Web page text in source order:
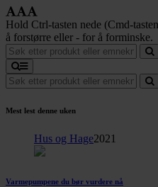
Hold Ctrl-tasten nede (Cmd-
å forstørre eller - for å forminske.
Mest lest denne uken
Hus og Hage2021
Varmepumpene du bør vurdere nå